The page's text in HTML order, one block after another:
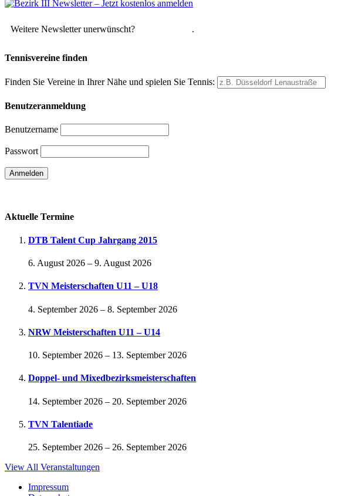
Weitere Newsletter unerwünscht? .
Tennisvereine finden
Finden Sie Vereine in Ihrer Nähe und spielen Sie Tennis:
Benutzeranmeldung
Benutzername
Passwort
Aktuelle Termine
DTB Talent Cup Jahrgang 2015
6. August 2026 – 9. August 2026
TVN Meisterschaften U11 – U18
4. September 2026 – 8. September 2026
NRW Meisterschaften U11 – U14
10. September 2026 – 13. September 2026
Doppel- und Mixedbezirksmeisterschaften
14. September 2026 – 20. September 2026
TVN Talentiade
25. September 2026 – 26. September 2026
View All Veranstaltungen
Impressum